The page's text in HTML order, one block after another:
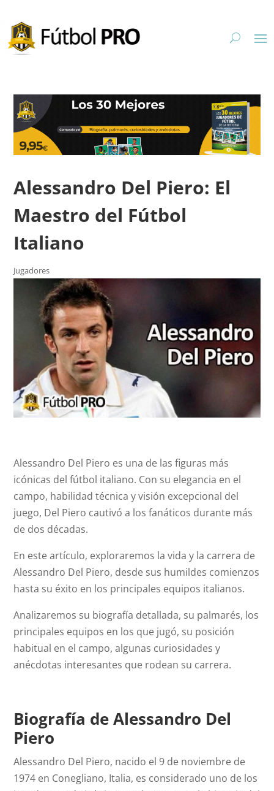
Alessandro Del Piero: El
Maestro del Fútbol
Italiano
Jugadores
Alessandro Del Piero es una de las figuras más
icónicas del fútbol italiano. Con su elegancia en el
campo, habilidad técnica y visión excepcional del
juego, Del Piero cautivó a los fanáticos durante más
de dos décadas.
En este artículo, exploraremos la vida y la carrera de
Alessandro Del Piero, desde sus humildes comienzos
hasta su éxito en los principales equipos italianos.
Analizaremos su biografía detallada, su palmarés, los
principales equipos en los que jugó, su posición
habitual en el campo, algunas curiosidades y
anécdotas interesantes que rodean su carrera.
Biografía de Alessandro Del
Piero
Alessandro Del Piero, nacido el 9 de noviembre de
1974 en Conegliano, Italia, es considerado uno de los